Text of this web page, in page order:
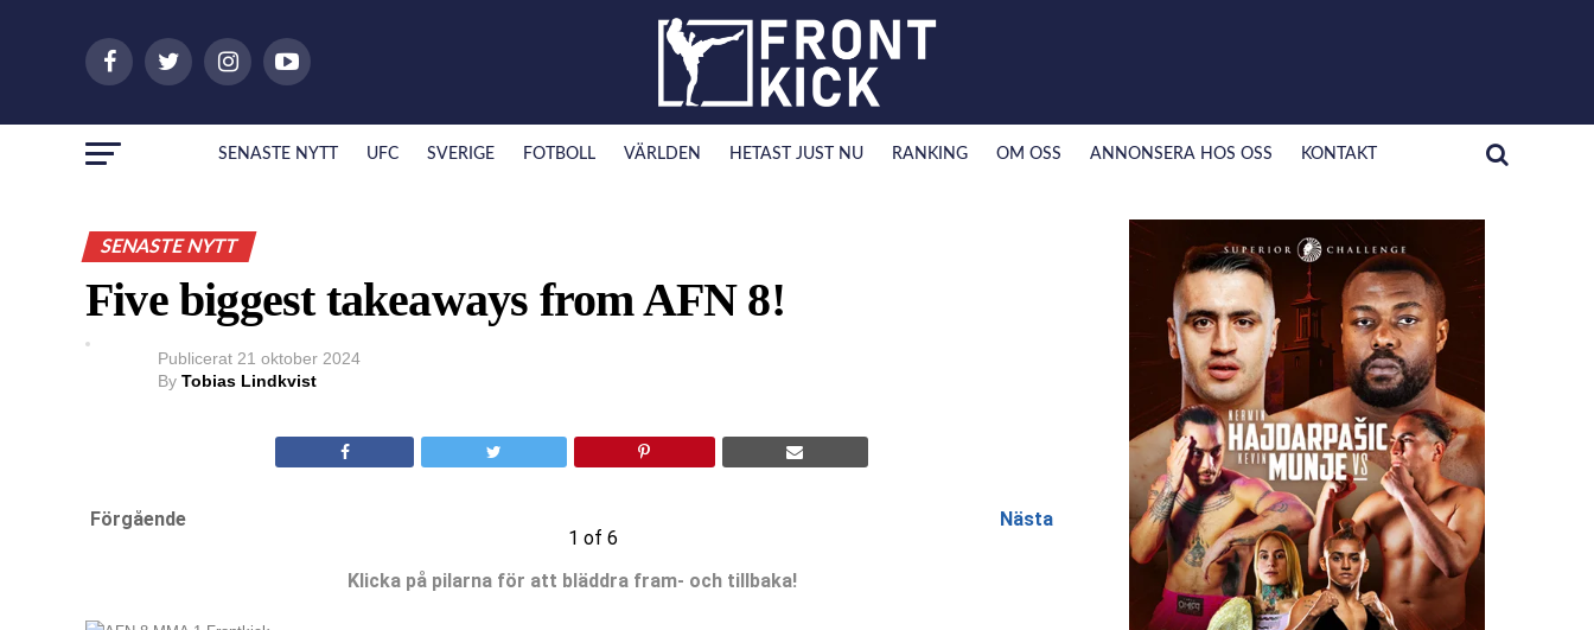
SENASTE NYTT UFC SVERIGE FOTBOLL VÄRLDEN HETAST JUST NU RANKING OM OSS ANNONSERA HOS OSS KONTAKT
SENASTE NYTT
Five biggest takeaways from AFN 8!
Publicerat 21 oktober 2024
By Tobias Lindkvist
Förgående
1 of 6
Nästa
Klicka på pilarna för att bläddra fram- och tillbaka!